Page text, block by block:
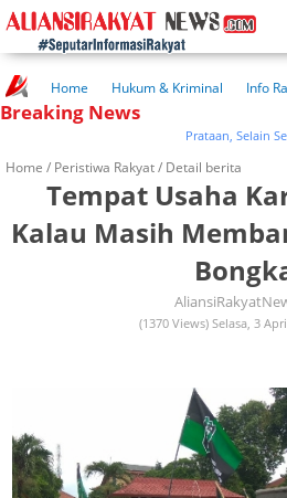
Home Hukum & Kriminal Info
Kuliner Rakyat
Wisata Rakyat
Breaking News
Prataan, Selain
Home / Peristiwa Rakyat/ Detail berita
Tempat Usaha
Kalau Masih
(1370 Views) Selasa, 3